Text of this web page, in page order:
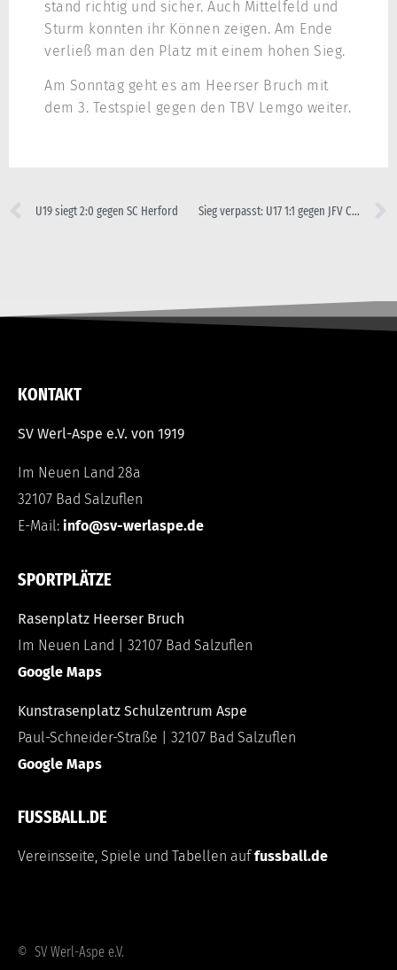
stand richtig und sicher. Auch Mittelfeld und
Sturm konnten ihr Können zeigen. Am Ende
verließ man den Platz mit einem hohen Sieg.
Am Sonntag geht es am Heerser Bruch mit
dem 3. Testspiel gegen den TBV Lemgo weiter.
U19 siegt 2:0 gegen SC Herford Sieg verpasst: U17 1:1 gegen JFV Calenberger Land
KONTAKT
SV Werl-Aspe e.V. von 1919
Im Neuen Land 28a
32107 Bad Salzuflen
E-Mail: info@sv-werlaspe.de
SPORTPLÄTZE
Rasenplatz Heerser Bruch
Im Neuen Land | 32107 Bad Salzuflen
Google Maps
Kunstrasenplatz Schulzentrum Aspe
Paul-Schneider-Straße | 32107 Bad Salzuflen
Google Maps
FUSSBALL.DE
Vereinsseite, Spiele und Tabellen auf fussball.de
© SV Werl-Aspe e.V.